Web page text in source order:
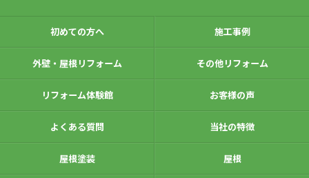
初めての方へ 施工事例
外壁・屋根リフォーム その他リフォーム
リフォーム体験館 お客様の声
よくある質問 当社の特徴
屋根塗装 屋根